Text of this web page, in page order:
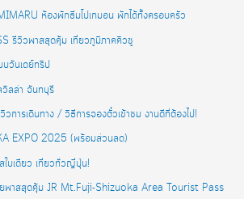
ห้องพักธีมโปเกมอน พักได้ทั้งครอบครัว
รีวิวพาสสุดคุ้ม เที่ยวภูมิภาคคิวชู
บวันเดย์ทริป
ลล่า จันทบุรี
การเดินทาง / วิธีการจองตั๋วเข้าชม งานดีที่ต้องไป!
EXPO 2025 (พร้อมส่วนลด)
บเดียว เที่ยวทั่วญี่ปุ่น!
วยพาสสุดคุ้ม JR Mt.Fuji-Shizuoka Area Tourist Pass